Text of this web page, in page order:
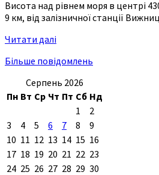
Висота над рівнем моря в центрі
9 км, від залізничної станції
Читати далі
Більше повідомлень
Серпень 2026
Пн Вт Ср Чт Пт Сб Нд
1
2
3
4 5 6 7 8
9
10 11 12 13 14 15 16
17 18 19 20 21 22 23
24 25 26 27 28 29 30